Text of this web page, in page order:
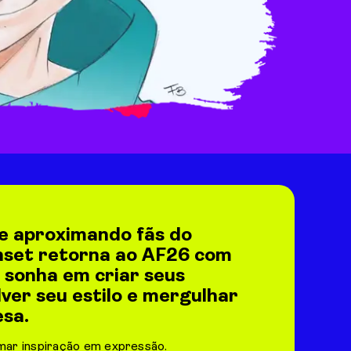
aproximando fãs do
retorna ao AF26 com
em criar seus
seu estilo e mergulhar
inspiração em expressão.